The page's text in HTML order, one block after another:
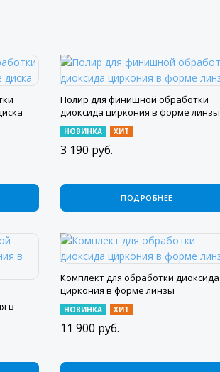
Полир для финишной обработки
диоксида циркония в форме линзы
НОВИНКА ХИТ
3 190 руб.
ПОДРОБНЕЕ
в
Комплект для обработки диоксида
циркония в форме линзы
НОВИНКА ХИТ
11 900 руб.